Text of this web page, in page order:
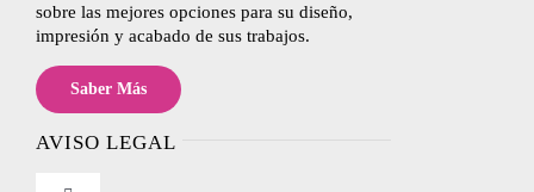
sobre las mejores opciones para su diseño,
impresión y acabado de sus trabajos.
Saber Más
AVISO LEGAL